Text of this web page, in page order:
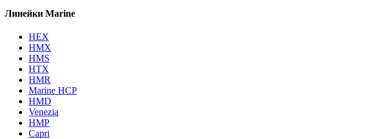
Линейки Marine
HEX
HMX
HMS
HTX
HMR
Marine HCP
HMD
Venezia
HMP
Capri